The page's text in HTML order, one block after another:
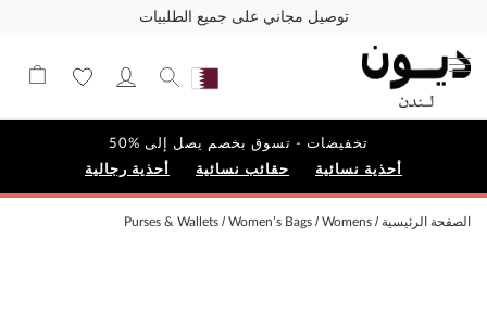
توصيل مجاني على جميع الطلبيات
تخفيضات - تسوق بخصم يصل إلى %50
أحذية نسائية حقائب نسائية أحذية رجالية
الصفحة الرئيسية Womens
Women’s Bags
Purses & Wallets